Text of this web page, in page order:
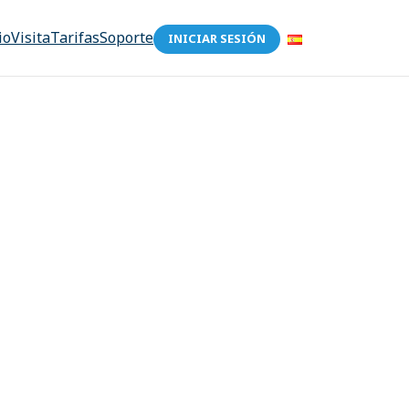
VisitaTarifasSoporte INICIAR SESIÓN